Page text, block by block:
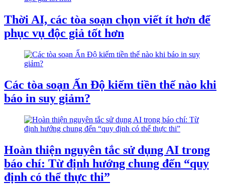
Thời AI, các tòa soạn chọn viết ít hơn để
phục vụ độc giả tốt hơn
Các tòa soạn Ấn Độ kiếm tiền thế nào khi
báo in suy giảm?
Hoàn thiện nguyên tắc sử dụng AI trong
báo chí: Từ định hướng chung đến “quy
định có thể thực thi”